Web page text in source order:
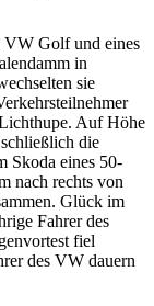
VW Golf und eines
in
sie
Auf Höhe
die
Skoda eines 50-
nach rechts von
Glück im
Fahrer des
fiel
des VW dauern